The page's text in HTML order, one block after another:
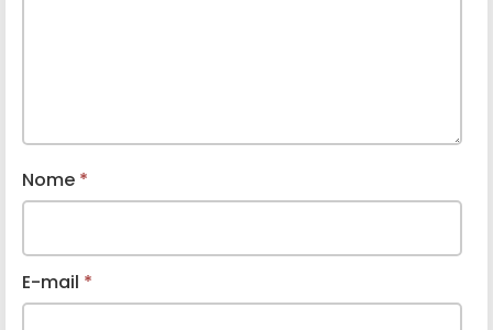
Nome *
E-mail *